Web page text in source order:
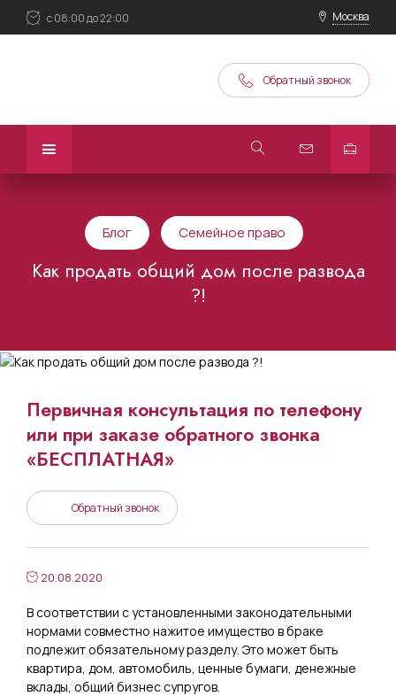
с 08:00 до 22:00 Москва
Обратный звонок
Блог Семейное право
Как продать общий дом после развода
?!
Первичная консультация по телефону
или при заказе обратного звонка
«БЕСПЛАТНАЯ»
Обратный звонок
20.08.2020
В соответствии с установленными законодательными
нормами совместно нажитое имущество в браке
подлежит обязательному разделу. Это может быть
квартира, дом, автомобиль, ценные бумаги, денежные
вклады, общий бизнес супругов.